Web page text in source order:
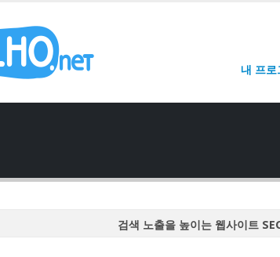
내 프로
검색 노출을 높이는 웹사이트